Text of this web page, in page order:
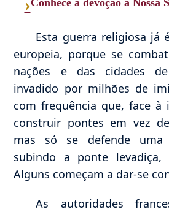
Esta guerra religiosa já
europeia, porque se
nações e das cidades
invadido por milhões de
com frequência que, face à
construir pontes em vez
mas só se defende uma
subindo a ponte levadiça,
Alguns começam a dar-se
As autoridades